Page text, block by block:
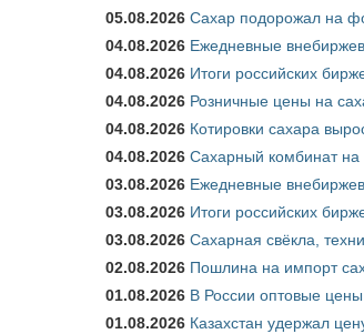
05.08.2026 Сахар подорожал на
04.08.2026 Ежедневные
04.08.2026 Итоги российских
04.08.2026 Розничные цены на
04.08.2026 Котировки сахара
04.08.2026 Сахарный комбинат на
03.08.2026 Ежедневные
03.08.2026 Итоги российских
03.08.2026 Сахарная свёкла,
02.08.2026 Пошлина на импорт
01.08.2026 В России оптовые
01.08.2026 Казахстан удержал